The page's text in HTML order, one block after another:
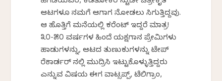
ಆಟಗಳೂ ನಮಗೆ ಆಗಾಗ ನೋಡಲು ಸಿಗುತ್ತಿದ್ದವು.
ಆ ಹೊತ್ತಿಗೆ ಮನೆಯಲ್ಲಿ ಕರೆಂಟ್ ಇದ್ದರೆ ಮಾತ್ರ!
೩೦-೫೦ ವರ್ಷಗಳ ಹಿಂದೆ ಯಕ್ಷಗಾನ ಪ್ರೇಮಿಗಳು
ಹಾಡುಗಳನ್ನು, ಆಟದ ತುಣುಕುಗಳನ್ನು ಟೇಪ್
ರೆಕಾರ್ಡರ್ ನಲ್ಲಿ ಮುದ್ರಿಸಿ ಇಟ್ಟುಕೊಳ್ಳುತ್ತಿದ್ದರು
ಎನ್ನುವ ವಿಷಯ ಈಗ ವಾಟ್ಸಪ್ಪ್, ಟೆಲಿಗ್ರಾಂ,